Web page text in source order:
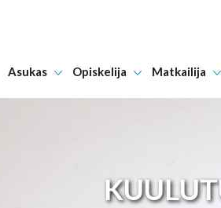
Asukas Opiskelija Matkailija